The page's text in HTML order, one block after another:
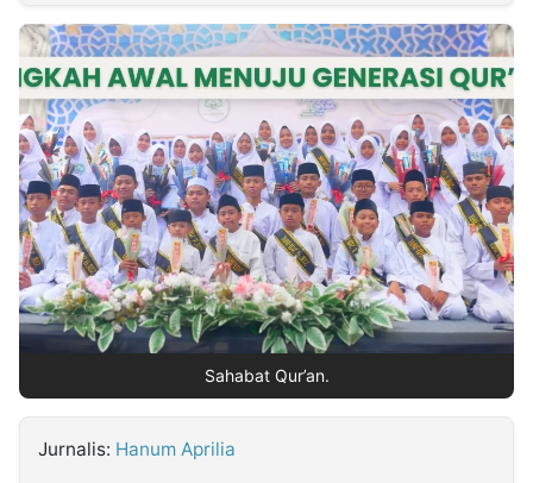
INDONESIA
Partner
Insight
NTB
Suara
Time
Lens
IDN
Daily
Jogja
Jalan
Rakyat
Idealita
News
Kita
Notice
Dinamikapost.com
Radar
Baru
Seedbacklink
Follow
Kabarbaru
Sahabat Qur’an.
Jurnalis: Hanum Aprilia